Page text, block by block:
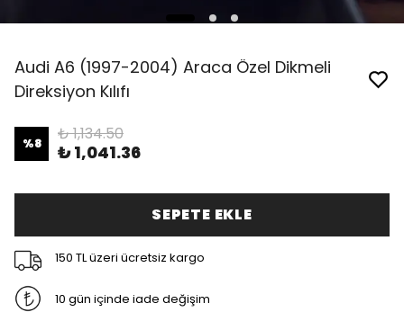
Audi A6 (1997-2004) Araca Özel Dikmeli
Direksiyon Kılıfı
%8 ₺ 1,134.50
₺ 1,041.36
SEPETE EKLE
150 TL üzeri ücretsiz kargo
10 gün içinde iade değişim